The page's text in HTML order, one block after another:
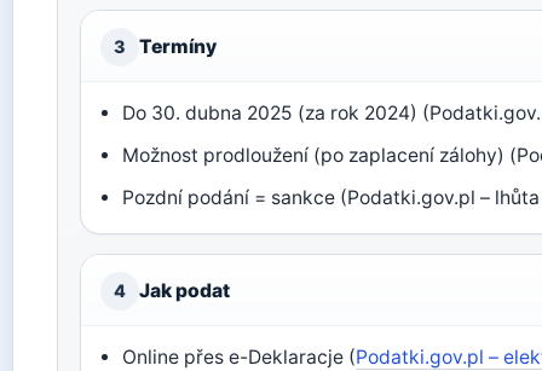
3 Termíny
Do 30. dubna 2025 (za rok 2024)
Možnost prodloužení (po zaplacení zálohy)
Pozdní podání = sankce (Podatki.gov.pl –
4 Jak podat
Online přes e-Deklaracje (Podatki.gov.pl –